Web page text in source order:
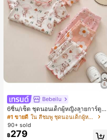
Bebeilu
6ชิ้น/เซ็ต ชุดนอนเด็กผู้หญิงลายการ์ตูน
หมีและดอกไม้ คอกลม แขนสั้น กางเกง
ขาสั้น ขอบระบาย สวมใส่สบาย
#1 ขายดี
ใน สีชมพู ชุดนอนเด็กผู้หญิง
90+ sold
฿279